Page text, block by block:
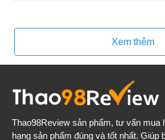
Xem thêm
Thao98Review sản phẩm, tư vấn mua
hạng sản phẩm đúng và tốt nhất.